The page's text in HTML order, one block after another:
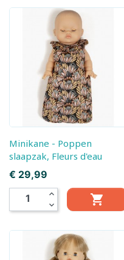
Minikane - Poppen
slaapzak, Fleurs d'eau
Prijs
€ 29,99
expand_less
expand_more
